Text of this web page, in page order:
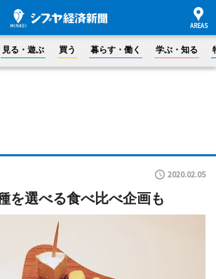
見る・遊ぶ 買う 暮らす・働く 学ぶ・知る
2020.02.05
を選べる食べ比べ企画も